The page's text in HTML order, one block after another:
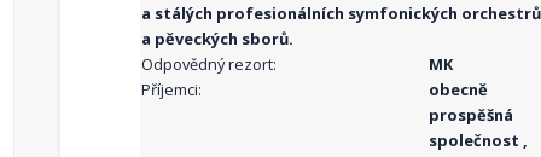
a stálých profesionálních symfonických orchestrů
a pěveckých sborů.
Odpovědný rezort:
MK
Příjemci:
obecně
prospěšná
společnost ,